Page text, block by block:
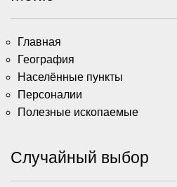
Главная
География
Населённые пункты
Персоналии
Полезные ископаемые
Случайный выбор